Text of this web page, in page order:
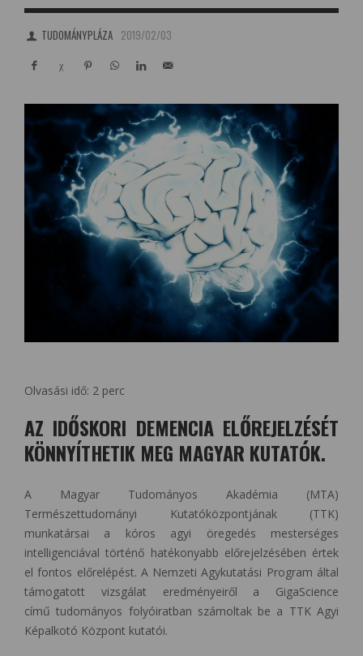
TUDOMÁNYPLÁZA 2019/02/03
Olvasási idő: 2 perc
AZ IDŐSKORI DEMENCIA ELŐREJELZÉSÉT
KÖNNYÍTHETIK MEG MAGYAR KUTATÓK.
A Magyar Tudományos Akadémia (MTA)
Természettudományi Kutatóközpontjának (TTK)
munkatársai a kóros agyi öregedés mesterséges
intelligenciával történő hatékonyabb előrejelzésében értek
el fontos előrelépést. A Nemzeti Agykutatási Program által
támogatott vizsgálat eredményeiről a GigaScience
című tudományos folyóiratban számoltak be a TTK Agyi
Képalkotó Központ kutatói.